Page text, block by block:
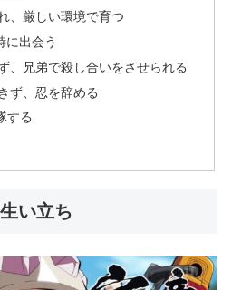
、厳しい環境で育つ
に出会う
、兄弟で殺し合いをさせられる
ず、忍を辞める
する
い立ち